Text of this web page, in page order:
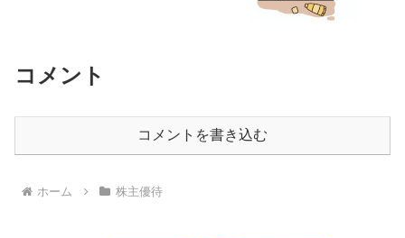
コメント
コメントを書き込む
ホーム 株主優待